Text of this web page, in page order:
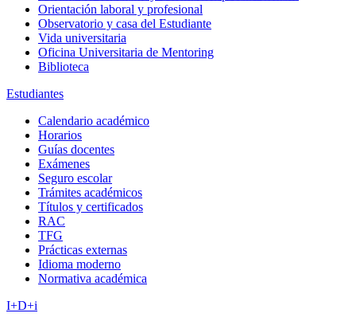
Orientación laboral y profesional
Observatorio y casa del Estudiante
Vida universitaria
Oficina Universitaria de Mentoring
Biblioteca
Estudiantes
Calendario académico
Horarios
Guías docentes
Exámenes
Seguro escolar
Trámites académicos
Títulos y certificados
RAC
TFG
Prácticas externas
Idioma moderno
Normativa académica
I+D+i